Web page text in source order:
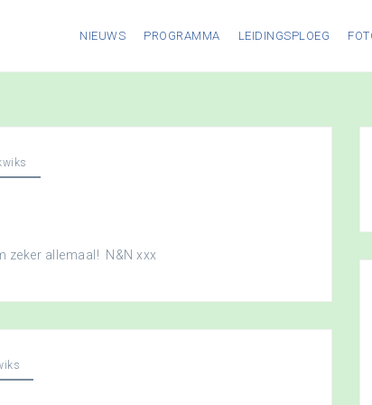
NIEUWS PROGRAMMA LEIDINGSPLOEG
zeker allemaal! N&N xxx